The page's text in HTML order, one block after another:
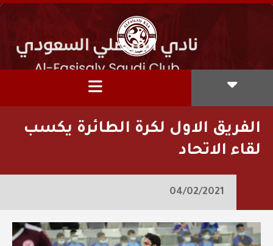
الفريق الاول لكرة الطائرة يكسب
لقاء الاتحاد
04/02/2021